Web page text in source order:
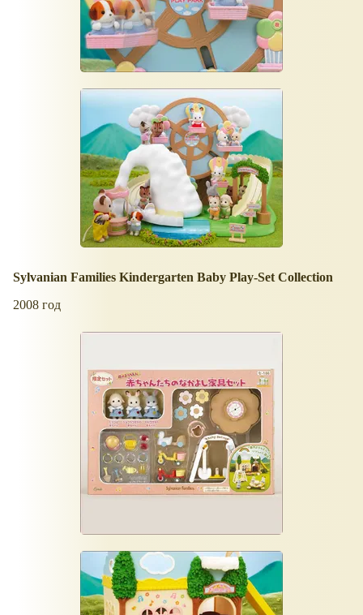
Sylvanian Families Kindergarten Baby Play-Set Collection
2008 год